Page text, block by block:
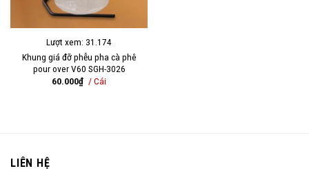
Lượt xem: 31.174
Khung giá đỡ phễu pha cà phê
pour over V60 SGH-3026
60.000₫ / Cái
LIÊN HỆ